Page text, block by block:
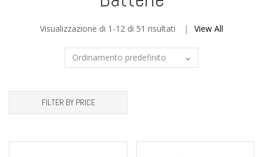
Visualizzazione di 1-12 di 51 risultati View All
FILTER BY PRICE